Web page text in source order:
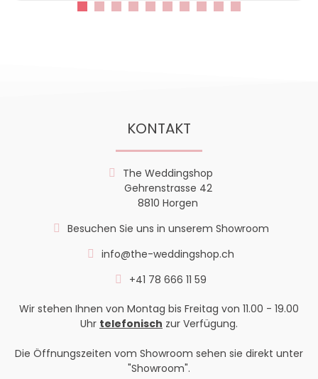
KONTAKT
The Weddingshop
Gehrenstrasse 42
8810 Horgen
Besuchen Sie uns in unserem Showroom
info@the-weddingshop.ch
+41 78 666 11 59
Wir stehen Ihnen von Montag bis Freitag von 11.00 - 19.00
Uhr telefonisch zur Verfügung.
Die Öffnungszeiten vom Showroom sehen sie direkt unter
"Showroom".